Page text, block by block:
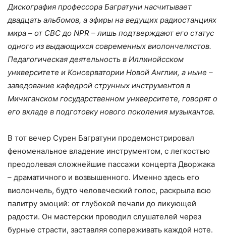
Дискография профессора Багратуни насчитывает
двадцать альбомов, а эфиры на ведущих радиостанциях
мира – от CBC до NPR – лишь подтверждают его статус
одного из выдающихся современных виолончелистов.
Педагогическая деятельность в Иллинойсском
университете и Консерватории Новой Англии, а ныне –
заведование кафедрой струнных инструментов в
Мичиганском государственном университете, говорят о
его вкладе в подготовку нового поколения музыкантов.
В тот вечер Сурен Багратуни продемонстрировал
феноменальное владение инструментом, с легкостью
преодолевая сложнейшие пассажи концерта Дворжака
– драматичного и возвышенного. Именно здесь его
виолончель, будто человеческий голос, раскрыла всю
палитру эмоций: от глубокой печали до ликующей
радости. Он мастерски проводил слушателей через
бурные страсти, заставляя сопереживать каждой ноте.